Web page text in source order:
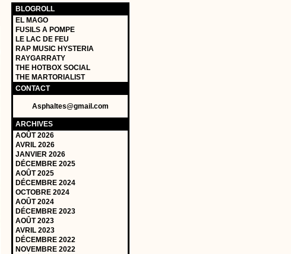
BLOGROLL
EL MAGO
FUSILS A POMPE
LE LAC DE FEU
RAP MUSIC HYSTERIA
RAYGARRATY
THE HOTBOX SOCIAL
THE MARTORIALIST
CONTACT
Asphaltes@gmail.com
ARCHIVES
AOÛT 2026
AVRIL 2026
JANVIER 2026
DÉCEMBRE 2025
AOÛT 2025
DÉCEMBRE 2024
OCTOBRE 2024
AOÛT 2024
DÉCEMBRE 2023
AOÛT 2023
AVRIL 2023
DÉCEMBRE 2022
NOVEMBRE 2022